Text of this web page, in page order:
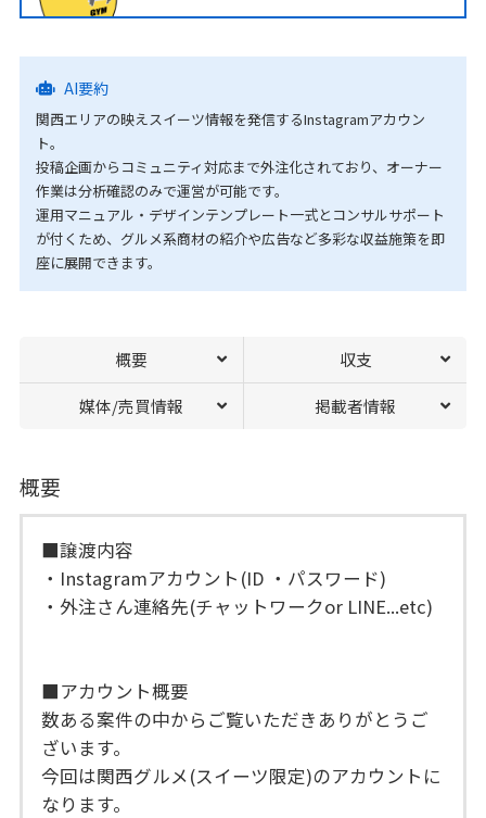
AI要約
関西エリアの映えスイーツ情報を発信するInstagramアカウン
ト。
投稿企画からコミュニティ対応まで外注化されており、オーナー
作業は分析確認のみで運営が可能です。
運用マニュアル・デザインテンプレート一式とコンサルサポート
が付くため、グルメ系商材の紹介や広告など多彩な収益施策を即
座に展開できます。
概要 収支
媒体/売買情報 掲載者情報
概要
■譲渡内容
・Instagramアカウント(ID ・パスワード)
・外注さん連絡先(チャットワークor LINE...etc)
■アカウント概要
数ある案件の中からご覧いただきありがとうご
ざいます。
今回は関西グルメ(スイーツ限定)のアカウントに
なります。